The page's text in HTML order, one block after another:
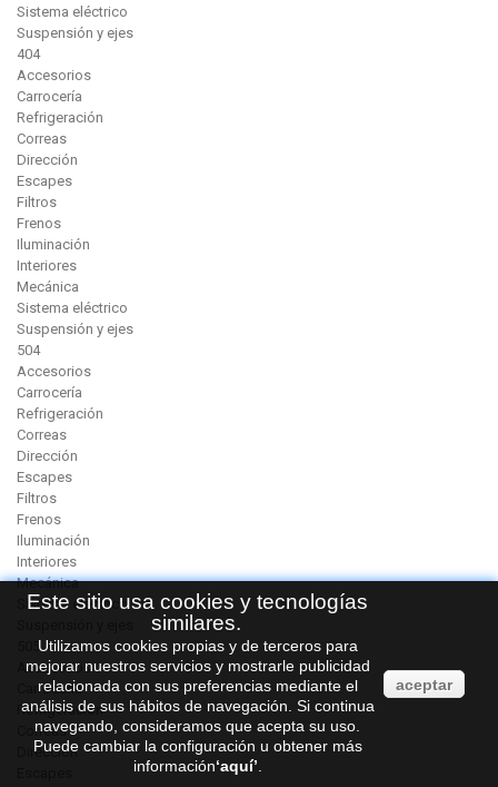
Sistema eléctrico
Suspensión y ejes
404
Accesorios
Carrocería
Refrigeración
Correas
Dirección
Escapes
Filtros
Frenos
Iluminación
Interiores
Mecánica
Sistema eléctrico
Suspensión y ejes
504
Accesorios
Carrocería
Refrigeración
Correas
Dirección
Escapes
Filtros
Frenos
Iluminación
Interiores
Mecánica
Sistema eléctrico
505
Accesorios
Carrocería
Refrigeración
Correas
Dirección
Este sitio usa cookies y tecnologías
similares.
Utilizamos cookies propias y de terceros para
mejorar nuestros servicios y mostrarle publicidad
relacionada con sus preferencias mediante el
análisis de sus hábitos de navegación. Si continua
navegando, consideramos que acepta su uso.
Puede cambiar la configuración u obtener más
información‘aquí’
aceptar